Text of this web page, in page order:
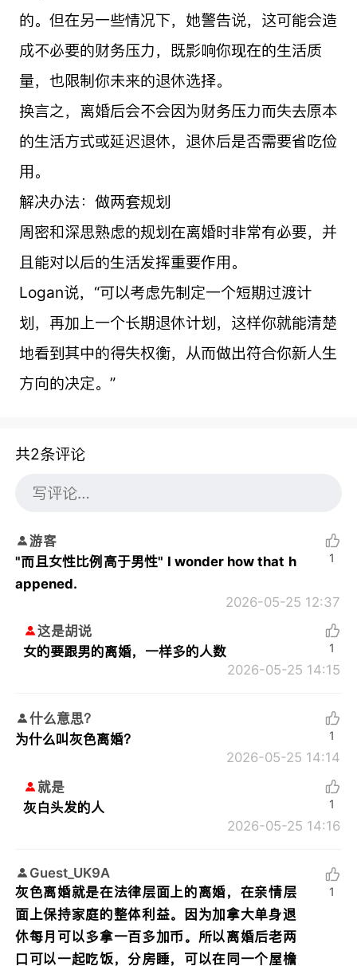
的。但在另一些情况下，她警告说，这可能会造
成不必要的财务压力，既影响你现在的生活质
量，也限制你未来的退休选择。
换言之，离婚后会不会因为财务压力而失去原本
的生活方式或延迟退休，退休后是否需要省吃俭
用。
解决办法：做两套规划
周密和深思熟虑的规划在离婚时非常有必要，并
且能对以后的生活发挥重要作用。
Logan说，“可以考虑先制定一个短期过渡计
划，再加上一个长期退休计划，这样你就能清楚
地看到其中的得失权衡，从而做出符合你新人生
方向的决定。”
共2条评论
游客
"而且女性比例高于男性" I wonder how that h
appened.
2026-05-25 12:37
1
这是胡说
女的要跟男的离婚，一样多的人数
2026-05-25 14:15
1
什么意思？
为什么叫灰色离婚？
2026-05-25 14:14
1
就是
灰白头发的人
2026-05-25 14:16
1
Guest_UK9A
灰色离婚就是在法律层面上的离婚，在亲情层
面上保持家庭的整体利益。因为加拿大单身退
休每月可以多拿一百多加币。所以离婚后老两
口可以一起吃饭，分房睡，可以在同一个屋檐
1